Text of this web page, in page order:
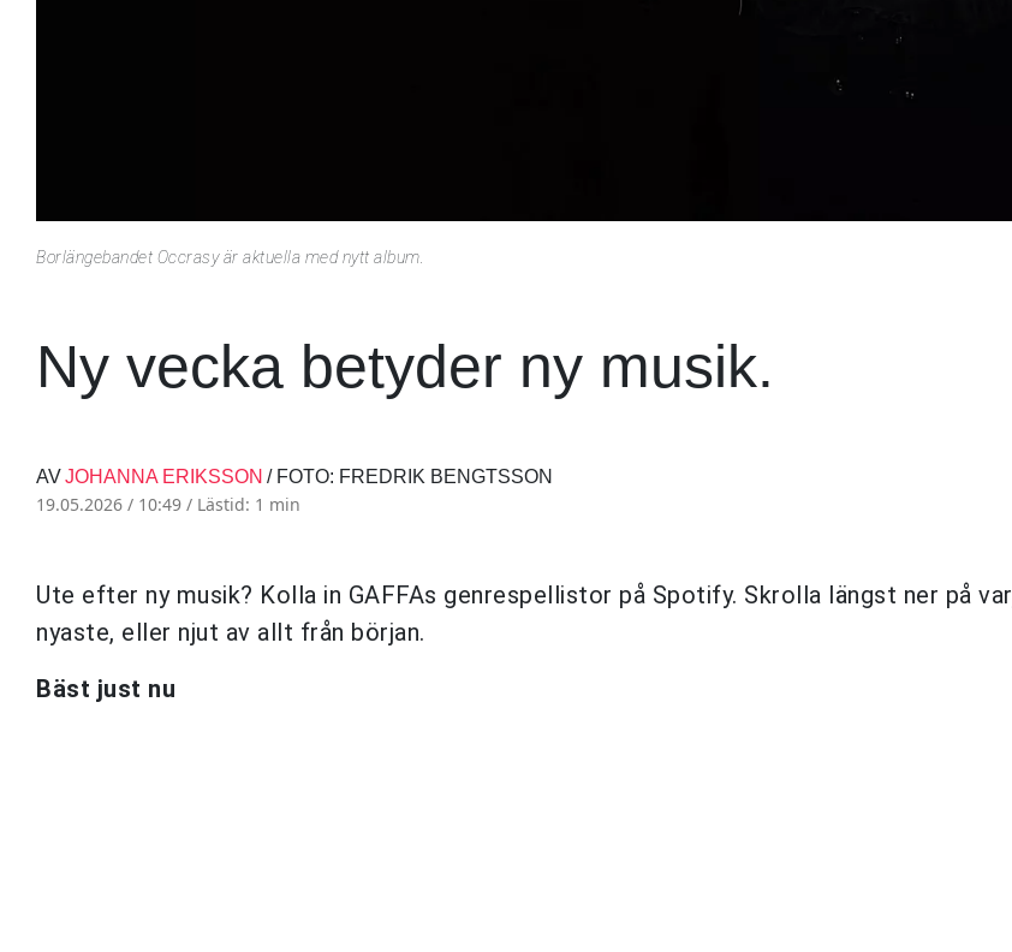
Borlängebandet Occrasy är aktuella med nytt album.
Ny vecka betyder ny musik.
AVJOHANNA ERIKSSON / FOTO: FREDRIK BENGTSSON
19.05.2026 / 10:49 / Lästid: 1 min
Ute efter ny musik? Kolla in GAFFAs genrespellistor på Spotify. Skrolla längst ner på
nyaste, eller njut av allt från början.
Bäst just nu